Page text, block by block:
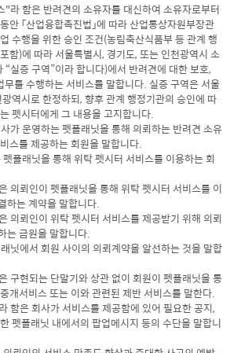
함은 반려견의 소유자를 대신하여 소유자로부터
안 「산업융합촉진법」에 따라 산업통상자원부장관
수행을 위한 승인 조건(농림축산식품부 등 관계 행
함)에 따라 서울특별시, 경기도, 또는 인천광역시 소
“실증 구역”이라 합니다)에서 반려견에 대한 보호,
무를 수행하는 서비스를 말합니다. 실증 구역은 서울
역시로 한정하되, 향후 관계 행정기관의 승인에 따
펫시터에게 그 내용을 고지합니다.
가 운영하는 펫플래닛을 통해 의뢰하는 반려견 소유
스를 제공하는 회원을 말합니다.
플래닛을 통해 위탁 펫시터 서비스를 이용하는 회
뢰인이 펫플래닛을 통해 위탁 펫시터 서비스를 이
하는 계약을 말합니다.
뢰인이 위탁 펫시터 서비스를 제공받기 위해 의뢰
는 금원을 말합니다.
닛에서 회원 사이의 의뢰계약을 알선하는 것을 말합
구현되는 단말기와 상관 없이 회원이 펫플래닛을 통
개서비스 또는 이와 관련된 제반 서비스를 말한다.
은 회사가 서비스를 제공함에 있어 필요한 공지,
펫플래닛 내에서의 팝업메시지 등의 수단을 말합니